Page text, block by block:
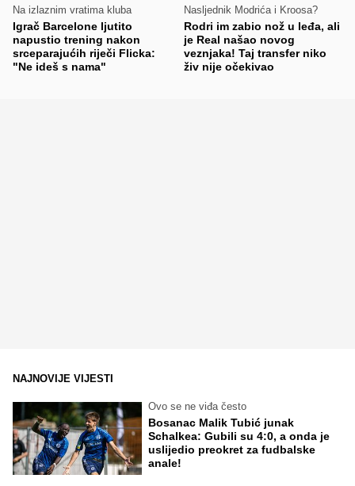
Na izlaznim vratima kluba
Igrač Barcelone ljutito
napustio trening nakon
srceparajućih riječi Flicka:
"Ne ideš s nama"
Nasljednik Modrića i Kroosa?
Rodri im zabio nož u leđa, ali
je Real našao novog
veznjaka! Taj transfer niko
živ nije očekivao
NAJNOVIJE VIJESTI
Ovo se ne viđa često
Bosanac Malik Tubić junak
Schalkea: Gubili su 4:0, a onda je
uslijedio preokret za fudbalske
anale!